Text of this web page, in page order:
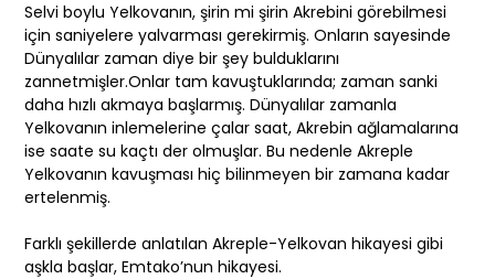
Selvi boylu Yelkovanın, şirin mi şirin Akrebini görebilmesi
için saniyelere yalvarması gerekirmiş. Onların sayesinde
Dünyalılar zaman diye bir şey bulduklarını
zannetmişler.Onlar tam kavuştuklarında; zaman sanki
daha hızlı akmaya başlarmış. Dünyalılar zamanla
Yelkovanın inlemelerine çalar saat, Akrebin ağlamalarına
ise saate su kaçtı der olmuşlar. Bu nedenle Akreple
Yelkovanın kavuşması hiç bilinmeyen bir zamana kadar
ertelenmiş.
Farklı şekillerde anlatılan Akreple-Yelkovan hikayesi gibi
aşkla başlar, Emtako’nun hikayesi.